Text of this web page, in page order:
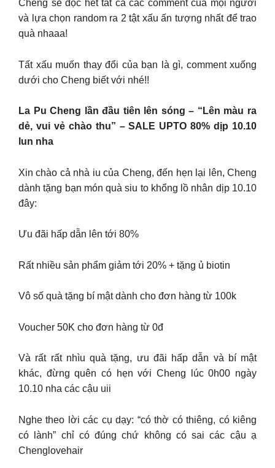
Cheng sẽ đọc hết tất cả các comment của mọi người
và lựa chọn random ra 2 tật xấu ấn tượng nhất để trao
quà nhaaa!
Tất xấu muốn thay đổi của bạn là gì, comment xuống
dưới cho Cheng biết với nhé!!
La Pu Cheng lần đầu tiên lên sóng – “Lên màu ra
dẻ, vui vẻ chào thu” – SALE UPTO 80% dịp 10.10
lun nha
Xin chào cả nhà iu của Cheng, đến hẹn lại lên, Cheng
dành tặng bạn món quà siu to khổng lồ nhân dịp 10.10
đây:
Ưu đãi hấp dẫn lên tới 80%
Rất nhiều sản phẩm giảm tới 20% + tặng ủ biotin
Vô số quà tặng bí mật dành cho đơn hàng từ 100k
Voucher 50K cho đơn hàng từ 0đ
Và rất rất nhìu quà tặng, ưu đãi hấp dẫn và bí mật
khác, đừng quên có hẹn với Cheng lúc 0h00 ngày
10.10 nha các cậu uii
Nghe theo lời các cụ dạy: “có thờ có thiêng, có kiêng
có lành” chỉ có đúng chứ không có sai các cậu ạ
Chenglovehair